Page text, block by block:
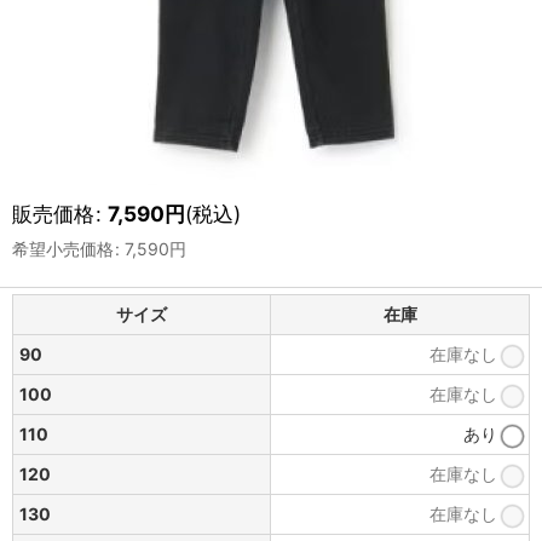
販売価格: 7,590円(税込)
希望小売価格: 7,590円
サイズ
在庫
90
在庫なし
100
在庫なし
110
あり
120
在庫なし
130
在庫なし